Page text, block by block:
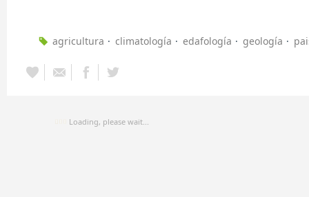
agricultura climatología edafología geología
Loading, please wait...